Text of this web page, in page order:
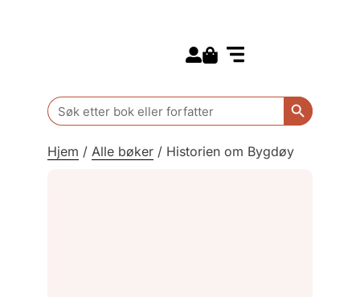
Search
for:
Search
Hjem / Alle bøker / Historien om Bygdøy